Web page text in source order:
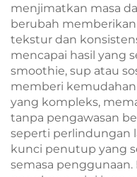
menjimatkan masa
berubah
tekstur dan
mencapai hasil yang
smoothie, sup atau
memberi
yang kompleks,
tanpa pengawasan
seperti perlindungan
kunci penutup yang
semasa